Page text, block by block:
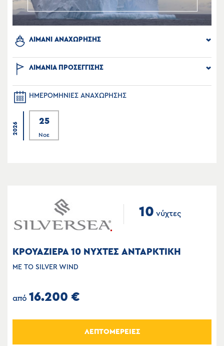
ΛΙΜΑΝΙ ΑΝΑΧΩΡΗΣΗΣ
ΛΙΜΑΝΙΑ ΠΡΟΣΕΓΓΙΣΗΣ
ΗΜΕΡΟΜΗΝΙΕΣ ΑΝΑΧΩΡΗΣΗΣ
2026
25
Νοε
10 νύχτες
ΚΡΟΥΑΖΙΕΡΑ 10 ΝΥΧΤΕΣ ΑΝΤΑΡΚΤΙΚΗ
ΜΕ ΤΟ SILVER WIND
από 16.200 €
ΛΕΠΤΟΜΕΡΕΙΕΣ